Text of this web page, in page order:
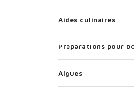
Aides culinaires
Préparations pour
Algues